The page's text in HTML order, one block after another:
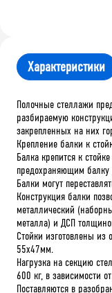
Характеристики
Полочные стеллажи
разбираемую
закрепленных на них
Крепление балки к
Балка крепится к
предохраняющим балку
Балки могут
Конструкция балки
металлический
металла) и ДСП
Стойки изготовлены из
55х47мм.
Нагрузка на секцию
600 кг, в зависимости
Поставляются в